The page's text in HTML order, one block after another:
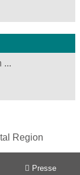
...
Presse